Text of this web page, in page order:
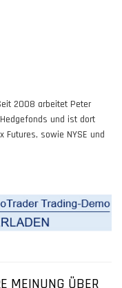
2008 arbeitet Peter
und ist dort
Futures, sowie NYSE und
MEINUNG ÜBER